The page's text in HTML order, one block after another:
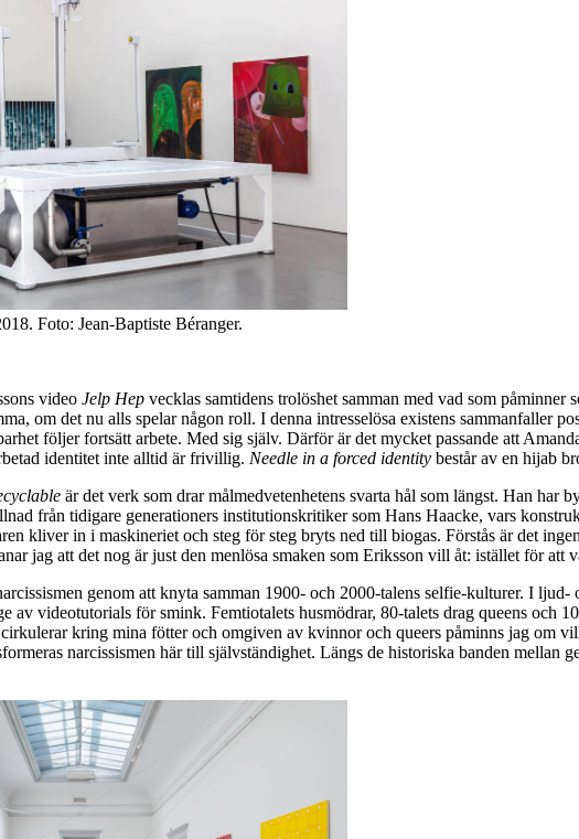
Foto: Jean-Baptiste Béranger.
video Jelp Hep vecklas samtidens trolöshet samman med vad som
om det nu alls spelar någon roll. I denna intresselösa existens sammanfaller
följer fortsätt arbete. Med sig själv. Därför är det mycket passande att
identitet inte alltid är frivillig. Needle in a forced identity består av en hijab
är det verk som drar målmedvetenhetens svarta hål som längst. Han
från tidigare generationers institutionskritiker som Hans Haacke, vars
kliver in i maskineriet och steg för steg bryts ned till biogas. Förstås är det
jag att det nog är just den menlösa smaken som Eriksson vill åt: istället för
genom att knyta samman 1900- och 2000-talens selfie-kulturer. I ljud-
av videotutorials för smink. Femtiotalets husmödrar, 80-talets drag queens och
kring mina fötter och omgiven av kvinnor och queers påminns jag om
narcissismen här till självständighet. Längs de historiska banden mellan